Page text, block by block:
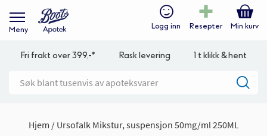
Meny Logg inn Resepter Min kurv
Fri frakt over 399,-* Rask levering 1 t klikk & hent
Hjem Ursofalk Mikstur, suspensjon 50mg/ml 250ML